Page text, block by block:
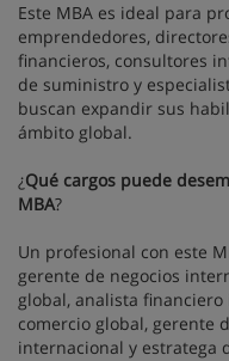
Este MBA es ideal para
emprendedores,
financieros, consultores
de suministro y
buscan expandir sus
ámbito global.
¿Qué cargos puede
MBA?
Un profesional con este
gerente de negocios
global, analista
comercio global, gerente
internacional y estratega